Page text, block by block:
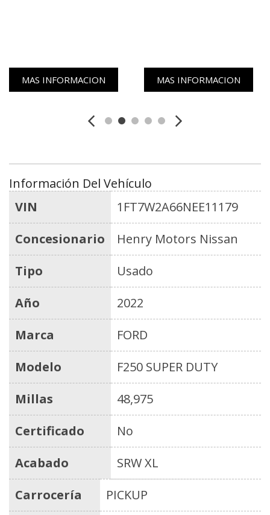
MAS INFORMACION MAS INFORMACION
Información Del Vehículo
VIN
1FT7W2A66NEE11179
Concesionario
Henry Motors Nissan
Tipo
Usado
Año
2022
Marca
FORD
Modelo
F250 SUPER DUTY
Millas
48,975
Certificado
No
Acabado
SRW XL
Carrocería
PICKUP